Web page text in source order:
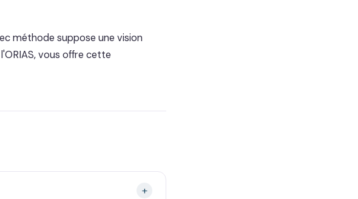
méthode suppose une vision
vous offre cette
+